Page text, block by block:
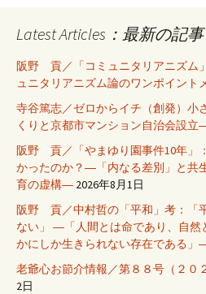
Latest Articles：最新の記
阪野 貢／「コミュニタリアニズム
ュニタリアニズム論のワンポイン
寺谷篤志／ゼロからイチ（創発）
くりと京都市マンション自治会設立
阪野 貢／「やまゆり園事件10年」
かったのか？―「内なる差別」と共
育の虚構― 2026年8月1日
阪野 貢／中村哲の「平和」考：「
ない」 ―「人間とは命であり、自然
かにしか生きられない存在である」
老爺心お節介情報／第８８号（２０
2日